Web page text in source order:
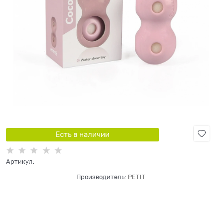
Есть в наличии
Артикул:
Производитель: PETIT